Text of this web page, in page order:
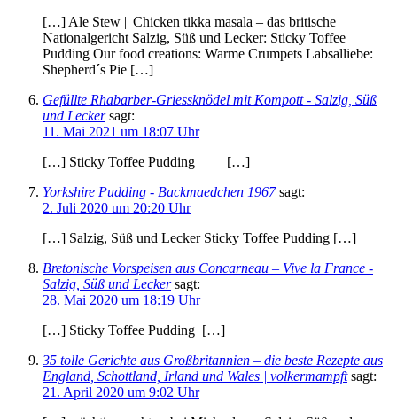
[…] Ale Stew || Chicken tikka masala – das britische
Nationalgericht Salzig, Süß und Lecker: Sticky Toffee
Pudding Our food creations: Warme Crumpets Labsalliebe:
Shepherd´s Pie […]
Gefüllte Rhabarber-Griessknödel mit Kompott - Salzig, Süß
und Lecker sagt:
11. Mai 2021 um 18:07 Uhr
[…] Sticky Toffee Pudding […]
Yorkshire Pudding - Backmaedchen 1967 sagt:
2. Juli 2020 um 20:20 Uhr
[…] Salzig, Süß und Lecker Sticky Toffee Pudding […]
Bretonische Vorspeisen aus Concarneau – Vive la France -
Salzig, Süß und Lecker sagt:
28. Mai 2020 um 18:19 Uhr
[…] Sticky Toffee Pudding […]
35 tolle Gerichte aus Großbritannien – die beste Rezepte aus
England, Schottland, Irland und Wales | volkermampft sagt:
21. April 2020 um 9:02 Uhr